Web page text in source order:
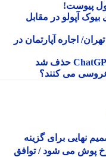
پیوست!
آپولو در مقابل
اجاره آپارتمان در
می کنند؟
برای گزینه
می شود / توافق